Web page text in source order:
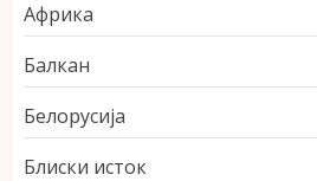
Африка
Балкан
Белорусија
Блиски исток